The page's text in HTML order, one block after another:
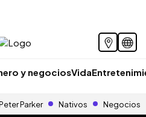
y negociosVida
Parker Nativos Negocios